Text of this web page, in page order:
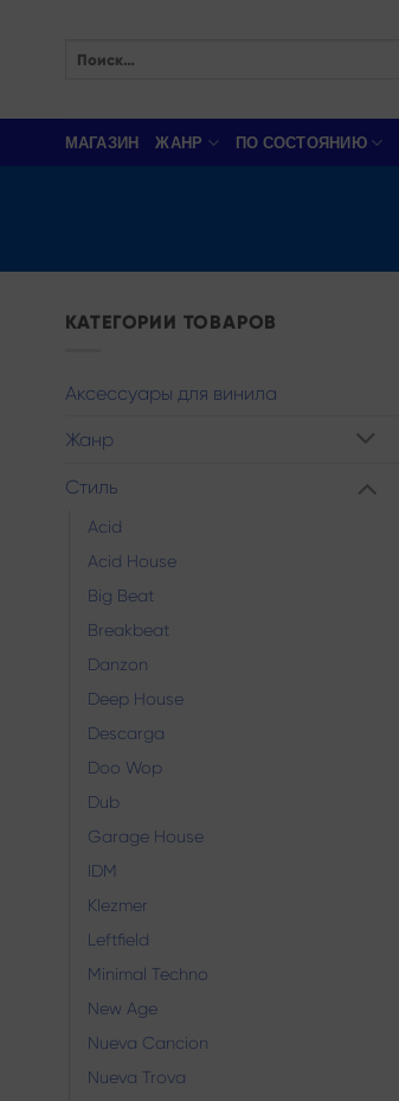
МАГАЗИН ЖАНР ПО СОСТОЯНИЮ
КАТЕГОРИИ ТОВАРОВ
Аксессуары для винила
Жанр
Стиль
Acid
Acid House
Big Beat
Breakbeat
Danzon
Deep House
Descarga
Doo Wop
Dub
Garage House
IDM
Klezmer
Leftfield
Minimal Techno
New Age
Nueva Cancion
Nueva Trova